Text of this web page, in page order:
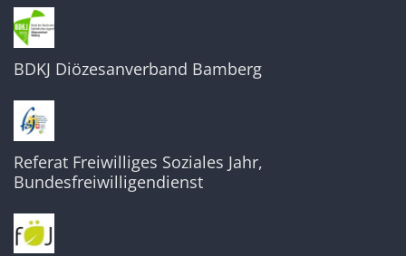
BDKJ Diözesanverband Bamberg
Referat Freiwilliges Soziales Jahr,
Bundesfreiwilligendienst